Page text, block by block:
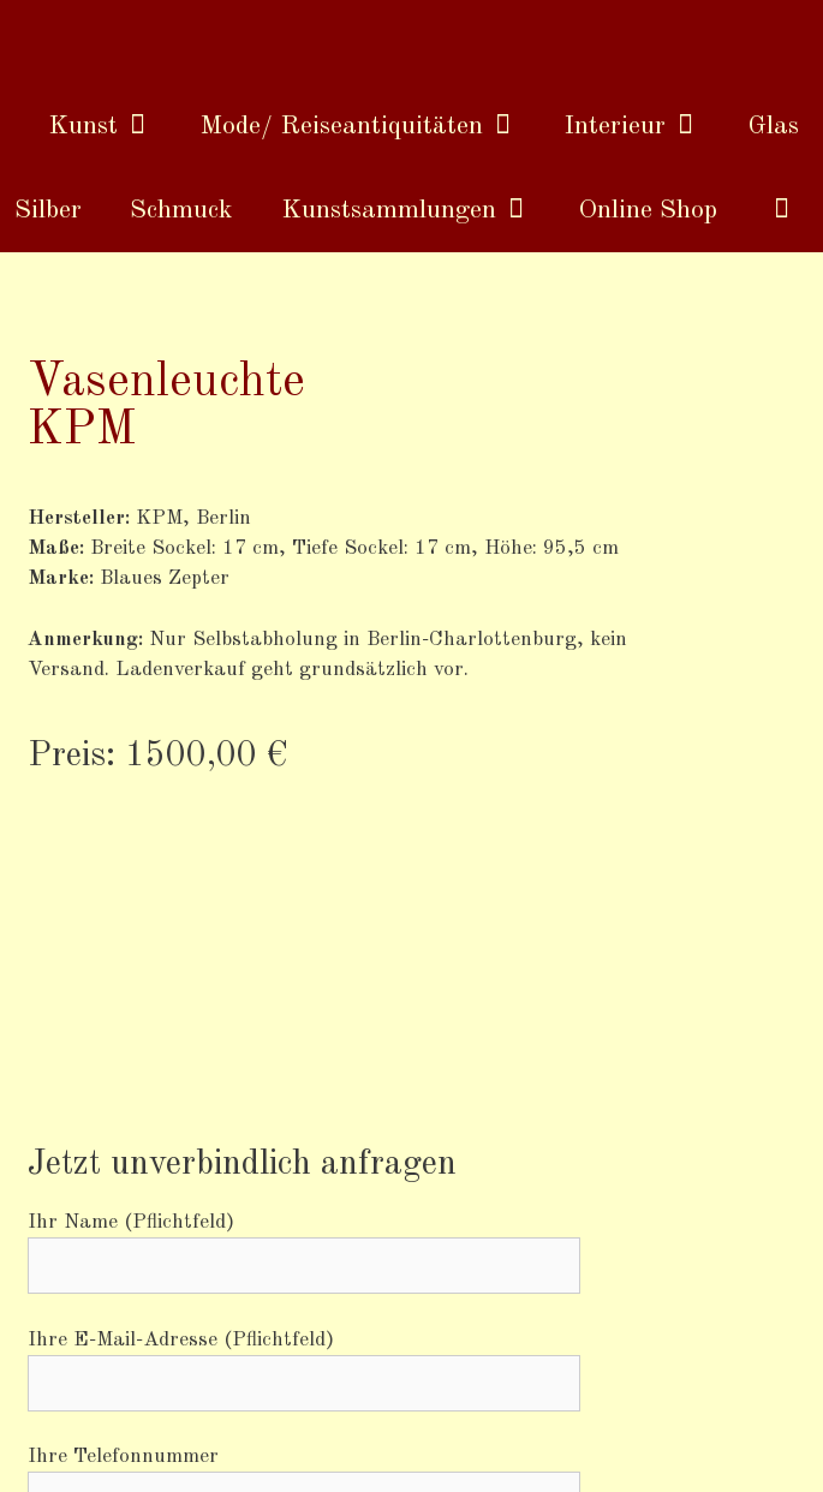
Kunst Mode/ Reiseantiquitäten Interieur Glas
Silber Schmuck Kunstsammlungen Online Shop
Vasenleuchte
KPM
Hersteller: KPM, Berlin
Maße: Breite Sockel: 17 cm, Tiefe Sockel: 17 cm, Höhe: 95,5 cm
Marke: Blaues Zepter
Anmerkung: Nur Selbstabholung in Berlin-Charlottenburg, kein
Versand. Ladenverkauf geht grundsätzlich vor.
Preis: 1500,00 €
Jetzt unverbindlich anfragen
Ihr Name (Pflichtfeld)
Ihre E-Mail-Adresse (Pflichtfeld)
Ihre Telefonnummer